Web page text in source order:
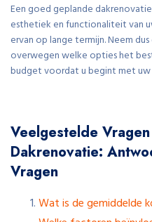
Een goed geplande
esthetiek en functionaliteit van
ervan op lange termijn. Neem
overwegen welke opties het
budget voordat u begint met
Veelgestelde
Dakrenovatie:
Vragen
Wat is de gemiddelde